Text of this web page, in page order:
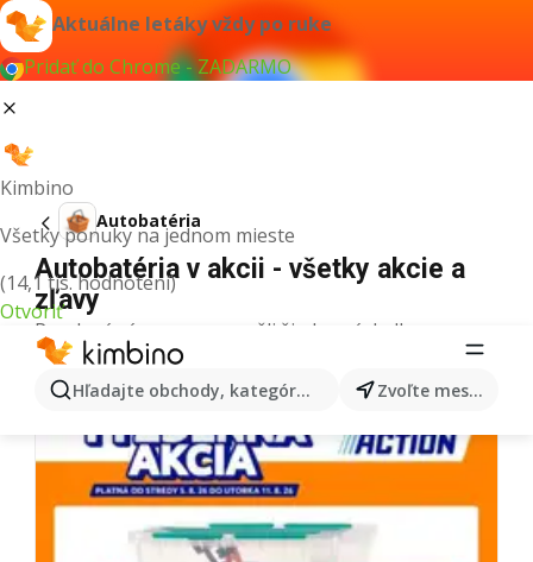
Aktuálne letáky vždy po ruke
Pridať do Chrome - ZADARMO
Kimbino
Všetky ponuky na jednom mieste
(14,1 tis. hodnotení)
Otvoriť
Hľadajte obchody, kategórie, produkty... Zvoľte mesto
Autobatéria
Autobatéria v akcii - všetky akcie a
zľavy
Pre daný výraz sme nenašli žiadne výsledky.
Ďalšie letáky z kategórie